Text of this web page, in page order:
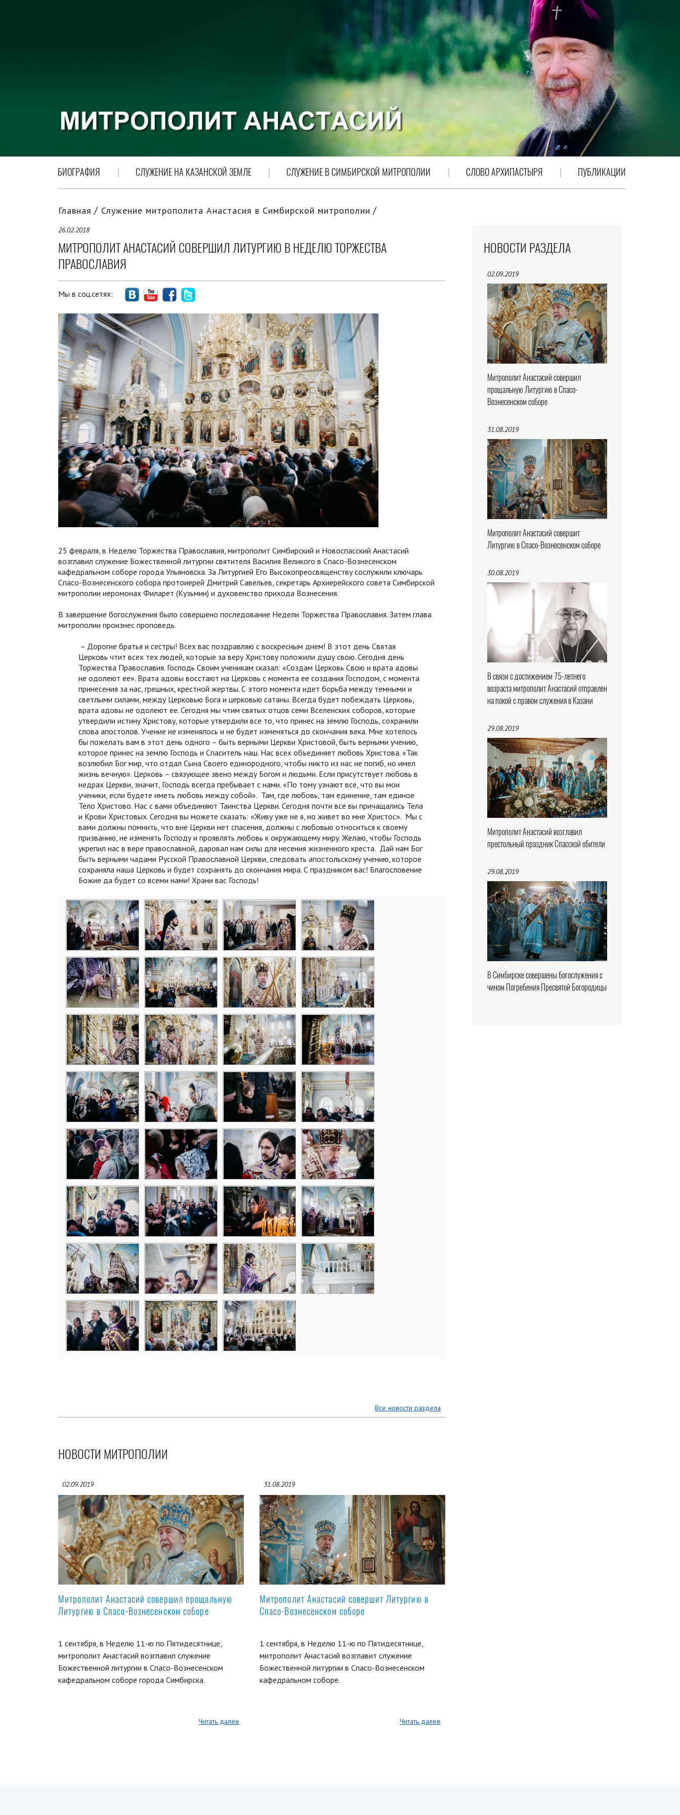
БИОГРАФИЯ СЛУЖЕНИЕ НА КАЗАНСКОЙ ЗЕМЛЕ СЛУЖЕНИЕ В СИМБИРСКОЙ МИТРОПОЛИИ СЛОВО АРХИПАСТЫРЯ ПУБЛИКАЦИИ
НОВОСТИ РАЗДЕЛА
02.09.2019
Митрополит Анастасий совершил
прощальную Литургию в Спасо-
Вознесенском соборе
31.08.2019
Митрополит Анастасий совершит
Литургию в Спасо-Вознесенском соборе
30.08.2019
В связи с достижением 75-летнего
возраста митрополит Анастасий отправлен
на покой с правом служения в Казани
29.08.2019
Митрополит Анастасий возглавил
престольный праздник Спасской обители
29.08.2019
В Симбирске совершены богослужения с
чином Погребения Пресвятой Богородицы
Главная Служение митрополита Анастасия в Симбирской митрополии
26.02.2018
МИТРОПОЛИТ АНАСТАСИЙ СОВЕРШИЛ ЛИТУРГИЮ В НЕДЕЛЮ ТОРЖЕСТВА
ПРАВОСЛАВИЯ
Мы в соц.сетях:
25 февраля, в Неделю Торжества Православия, митрополит Симбирский и Новоспасский Анастасий
возглавил служение Божественной литургии святителя Василия Великого в Спасо-Вознесенском
кафедральном соборе города Ульяновска. За Литургией Его Высокопреосвященству сослужили ключарь
Спасо-Вознесенского собора протоиерей Дмитрий Савельев, секретарь Архиерейского совета Симбирской
митрополии иеромонах Филарет (Кузьмин) и духовенство прихода Вознесения.
В завершение богослужения было совершено последование Недели Торжества Православия. Затем глава
митрополии произнес проповедь.
– Дорогие братья и сестры! Всех вас поздравляю с воскресным днем! В этот день Святая
Церковь чтит всех тех людей, которые за веру Христову положили душу свою. Сегодня день
Торжества Православия. Господь Своим ученикам сказал: «Создам Церковь Свою и врата адовы
не одолеют ее». Врата адовы восстают на Церковь с момента ее создания Господом, с момента
принесения за нас, грешных, крестной жертвы. С этого момента идет борьба между темными и
светлыми силами, между Церковью Бога и церковью сатаны. Всегда будет побеждать Церковь,
врата адовы не одолеют ее. Сегодня мы чтим святых отцов семи Вселенских соборов, которые
утвердили истину Христову, которые утвердили все то, что принес на землю Господь, сохранили
слова апостолов. Учение не изменялось и не будет изменяться до скончания века. Мне хотелось
бы пожелать вам в этот день одного – быть верными Церкви Христовой, быть верными учению,
которое принес на землю Господь и Спаситель наш. Нас всех объединяет любовь Христова. «Так
возлюбил Бог мир, что отдал Сына Своего единородного, чтобы никто из нас не погиб, но имел
жизнь вечную». Церковь – связующее звено между Богом и людьми. Если присутствует любовь в
недрах Церкви, значит, Господь всегда пребывает с нами. «По тому узнают все, что вы мои
ученики, если будете иметь любовь между собой». Там, где любовь, там единение, там единое
Тело Христово. Нас с вами объединяют Таинства Церкви. Сегодня почти все вы причащались Тела
и Крови Христовых. Сегодня вы можете сказать: «Живу уже не я, но живет во мне Христос». Мы с
вами должны помнить, что вне Церкви нет спасения, должны с любовью относиться к своему
призванию, не изменять Господу и проявлять любовь к окружающему миру. Желаю, чтобы Господь
укрепил нас в вере православной, даровал нам силы для несения жизненного креста. Дай нам Бог
быть верными чадами Русской Православной Церкви, следовать апостольскому учению, которое
сохраняла наша Церковь и будет сохранять до скончания мира. С праздником вас! Благословение
Божие да будет со всеми нами! Храни вас Господь!
Все новости раздела
НОВОСТИ МИТРОПОЛИИ
02.09.2019
Митрополит Анастасий совершил прощальную
Литургию в Спасо-Вознесенском соборе
1 сентября, в Неделю 11-ю по Пятидесятнице,
митрополит Анастасий возглавил служение
Божественной литургии в Спасо-Вознесенском
кафедральном соборе города Симбирска.
Читать далее
31.08.2019
Митрополит Анастасий совершит Литургию в
Спасо-Вознесенском соборе
1 сентября, в Неделю 11-ю по Пятидесятнице,
митрополит Анастасий возглавит служение
Божественной литургии в Спасо-Вознесенском
кафедральном соборе.
Читать далее